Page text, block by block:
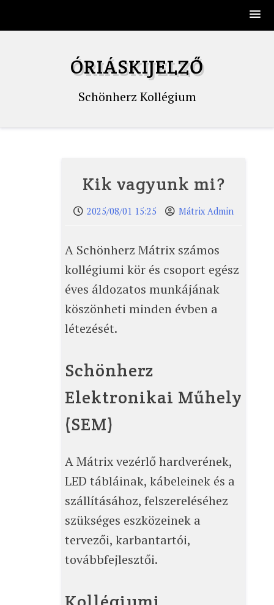
ÓRIÁSKIJELZŐ
Schönherz Kollégium
Kik vagyunk mi?
2025/08/01 15:25 Mátrix Admin
A Schönherz Mátrix számos
kollégiumi kör és csoport egész
éves áldozatos munkájának
köszönheti minden évben a
létezését.
Schönherz
Elektronikai Műhely
(SEM)
A Mátrix vezérlő hardverének,
LED tábláinak, kábeleinek és a
szállításához, felszereléséhez
szükséges eszközeinek a
tervezői, karbantartói,
továbbfejlesztői.